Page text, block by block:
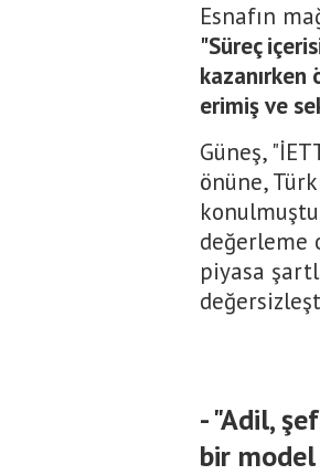
Esnafın
"Süreç
erimiş ve
Güneş,
önüne,
değerleme
piyasa
- "Adil,
bir